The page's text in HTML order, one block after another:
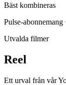
Bäst kombineras
Pulse-
Utvalda filmer
Reel
Ett urval från vår